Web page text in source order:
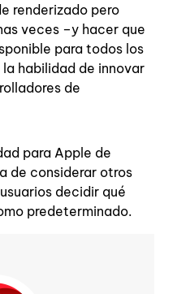
renderizado pero
veces –y hacer que
para todos los
habilidad de innovar
de
para Apple de
de considerar otros
decidir qué
predeterminado.